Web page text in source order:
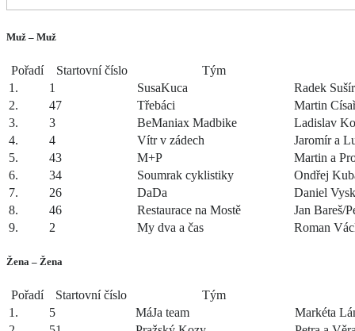
Muž – Muž
Pořadí Startovní číslo
Tým
1.
1 SusaKuca
Radek
2.
47 Třebáci
Martin
3.
3 BeManiax Madbike
Ladislav
4.
4 Vítr v zádech
Jaromír a
5.
43 M+P
Martin a
6.
34 Soumrak cyklistiky
Ondřej
7.
26 DaDa
Daniel
8.
46 Restaurace na Mostě
Jan Bareš/
9.
2 My dva a čas Roman
Žena – Žena
Pořadí Startovní číslo
Tým
1.
5 MáJa team
Markéta